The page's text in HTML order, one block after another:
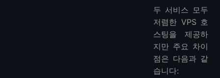
두 서비스 모두
저렴한 VPS 호
스팅을 제공하
지만 주요 차이
점은 다음과 같
습니다: